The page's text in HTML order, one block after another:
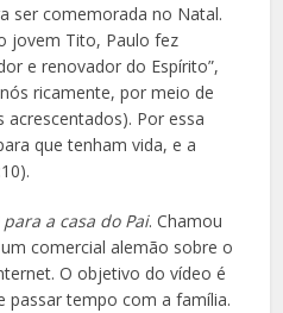
ser comemorada no Natal.
jovem Tito, Paulo fez
e renovador do Espírito”,
ricamente, por meio de
acrescentados). Por essa
que tenham vida, e a
a casa do Pai. Chamou
comercial alemão sobre o
O objetivo do vídeo é
passar tempo com a família.